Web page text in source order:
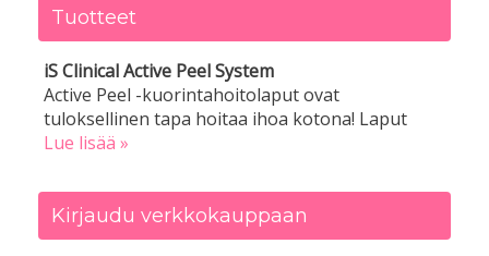
Tuotteet
iS Clinical Active Peel System
Active Peel -kuorintahoitolaput ovat
tuloksellinen tapa hoitaa ihoa kotona! Laput
Lue lisää »
Kirjaudu verkkokauppaan